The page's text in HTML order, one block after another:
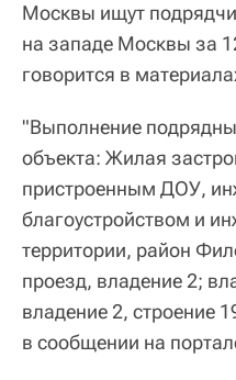
Москвы ищут
на западе Москвы за
говорится в
"Выполнение
объекта: Жилая
пристроенным ДОУ,
благоустройством и
территории, район
проезд, владение 2;
владение 2, строение
в сообщении на